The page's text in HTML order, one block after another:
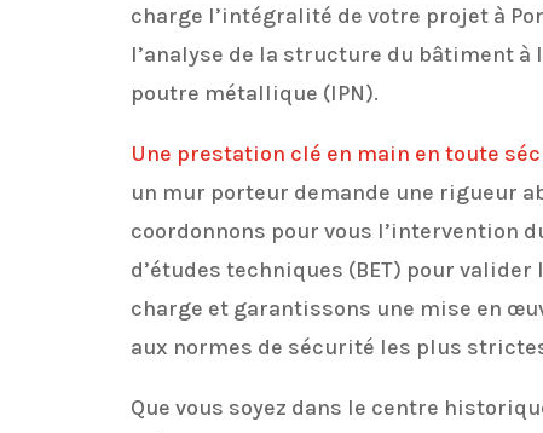
charge l’intégralité de votre projet à
l’analyse de la structure du bâtiment à
poutre métallique (IPN).
Une prestation clé en main en toute
un mur porteur demande une rigueur
coordonnons pour vous l’intervention
d’études techniques (BET) pour valider
charge et garantissons une mise en
aux normes de sécurité les plus
Que vous soyez dans le centre